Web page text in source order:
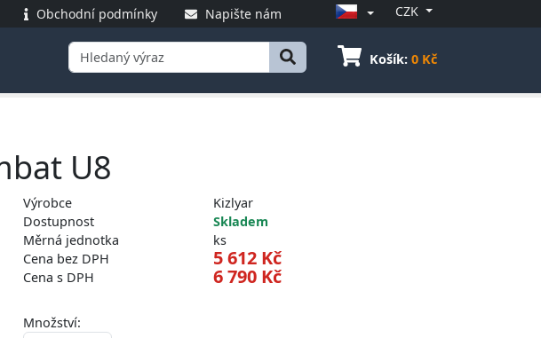
Obchodní podmínky Napište nám CZK
Košík: 0 Kč
U8
Výrobce
Kizlyar
Dostupnost
Skladem
Měrná jednotka
ks
Cena bez DPH
5 612 Kč
Cena s DPH 6 790 Kč
Množství: